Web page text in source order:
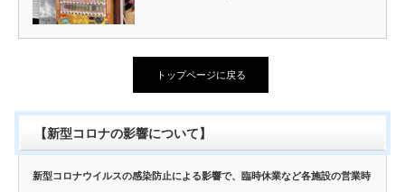
トップページに戻る
【新型コロナの影響について】
新型コロナウイルスの感染防止による影響で、臨時休業など各施設の営業時